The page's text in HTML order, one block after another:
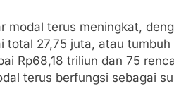
modal terus meningkat,
total 27,75 juta, atau
Rp68,18 triliun dan 75
terus berfungsi sebagai